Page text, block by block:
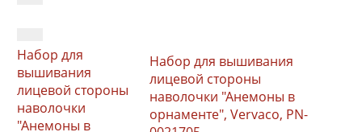
Набор для
вышивания
лицевой стороны
наволочки
"Анемоны в
Набор для вышивания
лицевой стороны
наволочки "Анемоны в
орнаменте", Vervaco, PN-